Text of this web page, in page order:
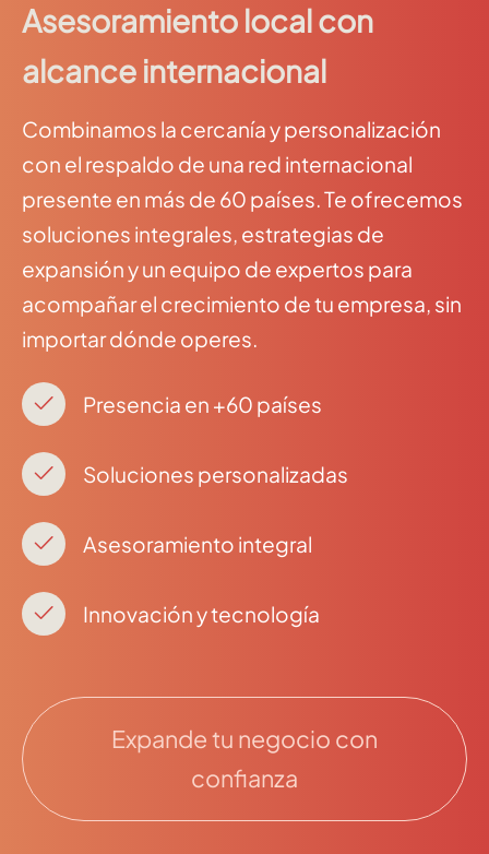
Asesoramiento local con
alcance internacional
Combinamos la cercanía y personalización
con el respaldo de una red internacional
presente en más de 60 países. Te ofrecemos
soluciones integrales, estrategias de
expansión y un equipo de expertos para
acompañar el crecimiento de tu empresa, sin
importar dónde operes.
Presencia en +60 países
Soluciones personalizadas
Asesoramiento integral
Innovación y tecnología
Expande tu negocio con
confianza